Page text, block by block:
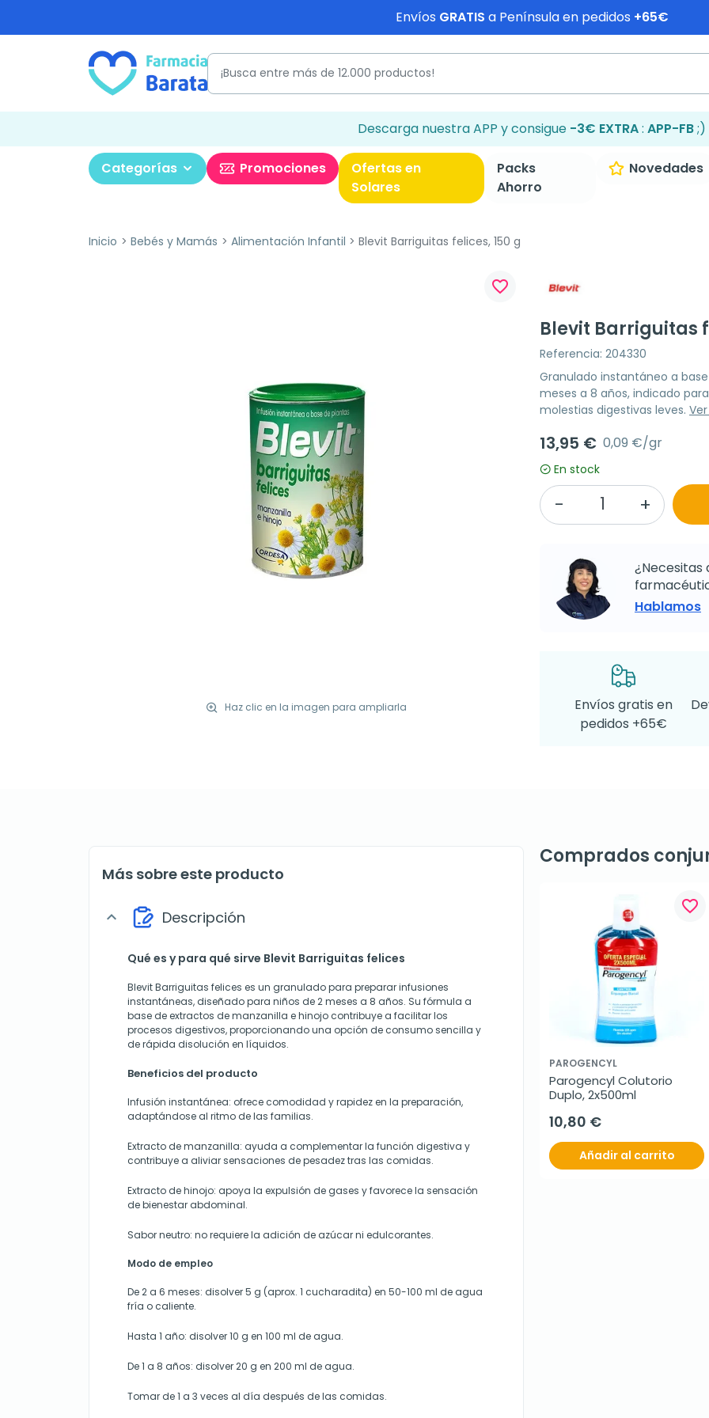
Envíos GRATIS a Península en pedidos +65€
Descarga nuestra APP y consigue -3€ EXTRA: APP-FB;)
Categorías Promociones
Ofertas en
Solares
Packs
Ahorro
Novedades
Inicio Bebés y Mamás Alimentación Infantil Blevit Barriguitas felices, 150 g
Haz clic en la imagen para ampliarla
favorite_border
Blevit Barriguitas
Referencia: 204330
Granulado instantáneo a
meses a 8 años, indicado
molestias digestivas leves.
13,95 € 0,09 €/gr
En stock
¿Necesitas
Hablamos
Envíos gratis en
pedidos +65€
Más sobre este producto
expand_more Descripción
Qué es y para qué sirve Blevit Barriguitas felices
Blevit Barriguitas felices es un granulado para preparar infusiones
instantáneas, diseñado para niños de 2 meses a 8 años. Su fórmula a
base de extractos de manzanilla e hinojo contribuye a facilitar los
procesos digestivos, proporcionando una opción de consumo sencilla y
de rápida disolución en líquidos.
Beneficios del producto
Infusión instantánea: ofrece comodidad y rapidez en la preparación,
adaptándose al ritmo de las familias.
Extracto de manzanilla: ayuda a complementar la función digestiva y
contribuye a aliviar sensaciones de pesadez tras las comidas.
Extracto de hinojo: apoya la expulsión de gases y favorece la sensación
de bienestar abdominal.
Sabor neutro: no requiere la adición de azúcar ni edulcorantes.
Modo de empleo
De 2 a 6 meses: disolver 5 g (aprox. 1 cucharadita) en 50-100 ml de agua
fría o caliente.
Hasta 1 año: disolver 10 g en 100 ml de agua.
De 1 a 8 años: disolver 20 g en 200 ml de agua.
Tomar de 1 a 3 veces al día después de las comidas.
Comprados
favorite_border
PAROGENCYL
Parogencyl Colutorio
Duplo, 2x500ml
10,80 €
Añadir al carrito